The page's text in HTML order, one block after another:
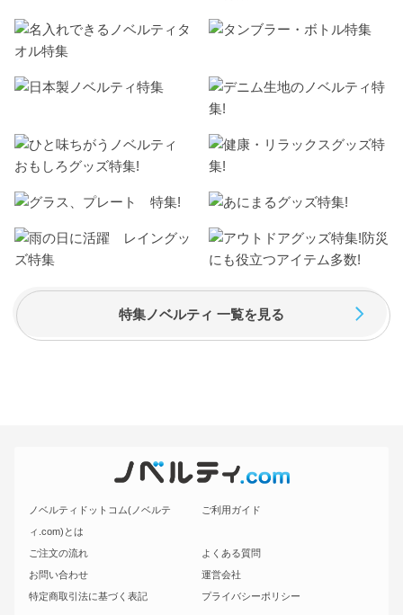
特集ノベルティ 一覧を見る
ノベルティドットコム(ノベルテ
ィ.com)とは
ご利用ガイド
ご注文の流れ
よくある質問
お問い合わせ
運営会社
特定商取引法に基づく表記
プライバシーポリシー